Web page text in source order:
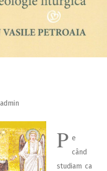
admin
P e
când
studiam ca